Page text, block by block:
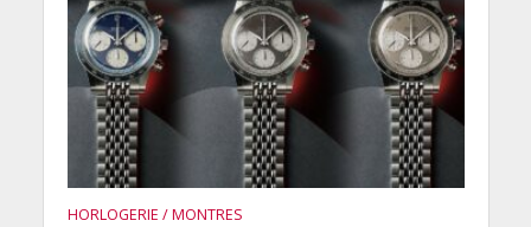
HORLOGERIE / MONTRES